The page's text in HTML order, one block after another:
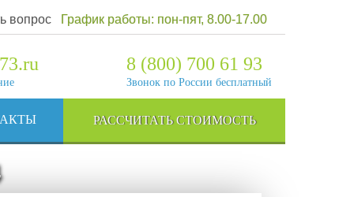
вопрос График работы: пон-пят, 8.00-17.00
8 (800) 700 61 93
Звонок по России бесплатный
РАССЧИТАТЬ СТОИМОСТЬ